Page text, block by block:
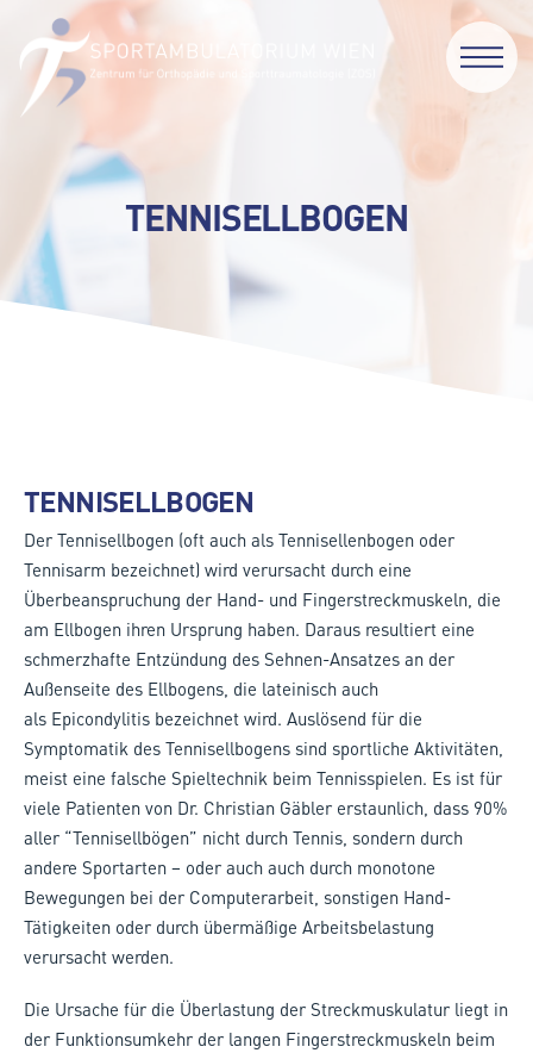
TENNISELLBOGEN
TENNISELLBOGEN
Der Tennisellbogen (oft auch als Tennisellenbogen oder
Tennisarm bezeichnet) wird verursacht durch eine
Überbeanspruchung der Hand- und Fingerstreckmuskeln, die
am Ellbogen ihren Ursprung haben. Daraus resultiert eine
schmerzhafte Entzündung des Sehnen-Ansatzes an der
Außenseite des Ellbogens, die lateinisch auch
als Epicondylitis bezeichnet wird. Auslösend für die
Symptomatik des Tennisellbogens sind sportliche Aktivitäten,
meist eine falsche Spieltechnik beim Tennisspielen. Es ist für
viele Patienten von Dr. Christian Gäbler erstaunlich, dass 90%
aller “Tennisellbögen” nicht durch Tennis, sondern durch
andere Sportarten – oder auch auch durch monotone
Bewegungen bei der Computerarbeit, sonstigen Hand-
Tätigkeiten oder durch übermäßige Arbeitsbelastung
verursacht werden.
Die Ursache für die Überlastung der Streckmuskulatur liegt in
der Funktionsumkehr der langen Fingerstreckmuskeln beim